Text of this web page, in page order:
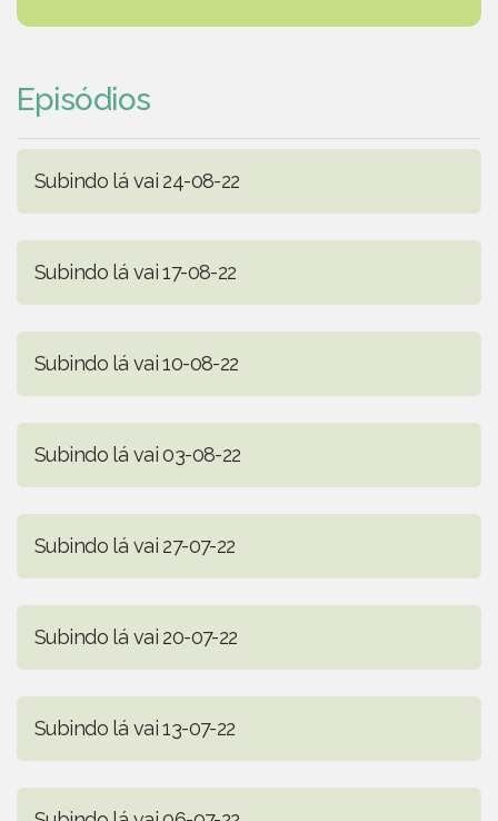
Episódios
Subindo lá vai 24-08-22
Subindo lá vai 17-08-22
Subindo lá vai 10-08-22
Subindo lá vai 03-08-22
Subindo lá vai 27-07-22
Subindo lá vai 20-07-22
Subindo lá vai 13-07-22